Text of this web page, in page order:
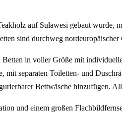
auf Sulawesi gebaut
sind durchweg
in voller Größe mit
separaten Toiletten- und
Bettwäsche hinzufügen.
und einem großen